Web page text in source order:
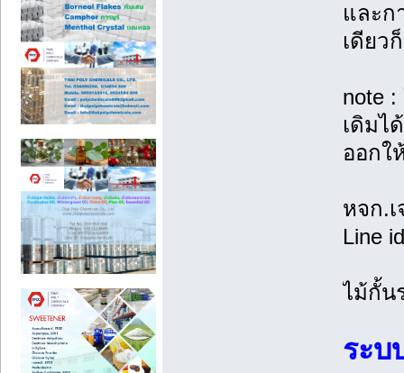
และก
เดียว
note
เดิมไ
ออกใ
หจก.
Line
ไม้กั้น
ระบ